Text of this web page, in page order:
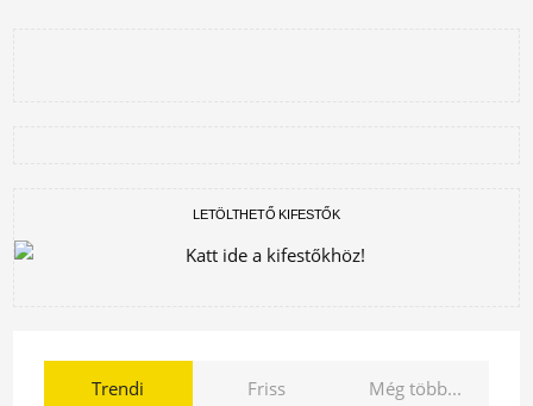
LETÖLTHETŐ KIFESTŐK
Trendi Friss Még több...